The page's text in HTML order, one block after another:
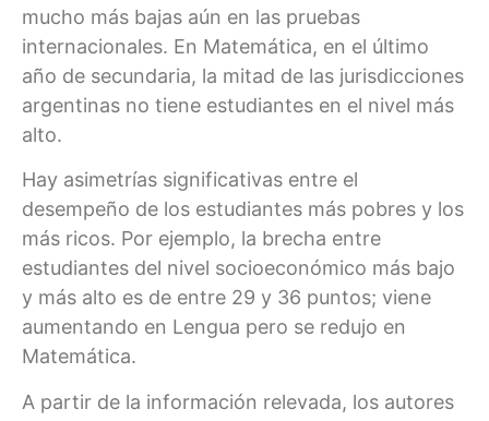
mucho más bajas aún en las pruebas
internacionales. En Matemática, en el último
año de secundaria, la mitad de las jurisdicciones
argentinas no tiene estudiantes en el nivel más
alto.
Hay asimetrías significativas entre el
desempeño de los estudiantes más pobres y los
más ricos. Por ejemplo, la brecha entre
estudiantes del nivel socioeconómico más bajo
y más alto es de entre 29 y 36 puntos; viene
aumentando en Lengua pero se redujo en
Matemática.
A partir de la información relevada, los autores